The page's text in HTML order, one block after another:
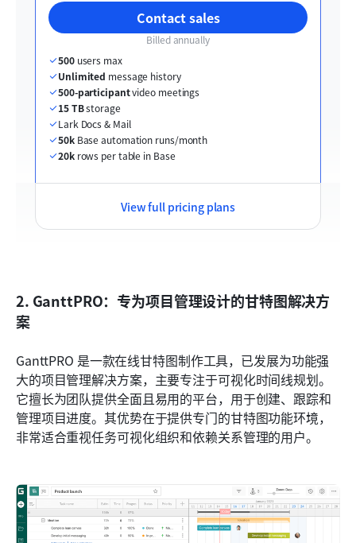
Contact sales
Billed annually
500 users max
Unlimited message history
500-participant video meetings
15 TB storage
Lark Docs & Mail
50k Base automation runs/month
20k rows per table in Base
View full pricing plans
2. GanttPRO：专为项目管理设计的甘特图解决方
案
GanttPRO 是一款在线甘特图制作工具，已发展为功能强
大的项目管理解决方案，主要专注于可视化时间线规划。
它擅长为团队提供全面且易用的平台，用于创建、跟踪和
管理项目进度。其优势在于提供专门的甘特图功能环境，
非常适合重视任务可视化组织和依赖关系管理的用户。